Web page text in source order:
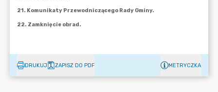
DRUKUJ ZAPISZ DO PDF METRYCZKA